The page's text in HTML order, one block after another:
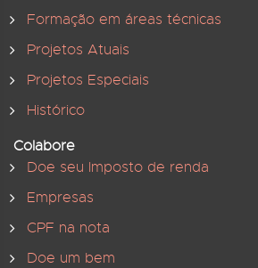
Formação em áreas técnicas
Projetos Atuais
Projetos Especiais
Histórico
Colabore
Doe seu Imposto de renda
Empresas
CPF na nota
Doe um bem